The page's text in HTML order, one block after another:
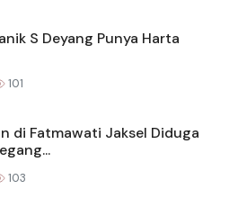
S Deyang Punya Harta
101
di Fatmawati Jaksel Diduga
103